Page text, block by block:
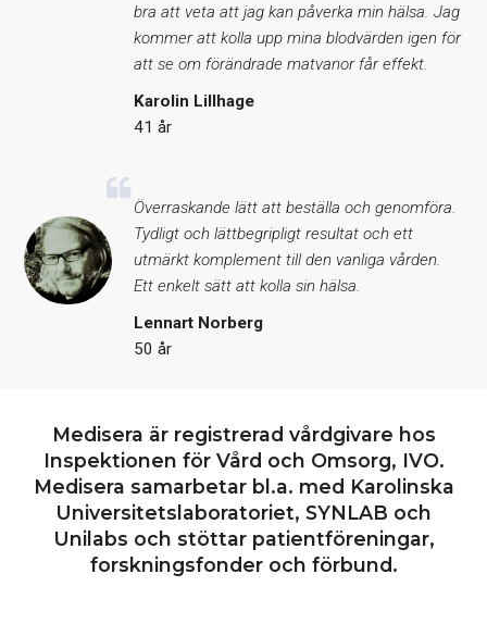
bra att veta att jag kan påverka min hälsa. Jag
kommer att kolla upp mina blodvärden igen för
att se om förändrade matvanor får effekt.
Karolin Lillhage
41 år
Överraskande lätt att beställa och genomföra.
Tydligt och lättbegripligt resultat och ett
utmärkt komplement till den vanliga vården.
Ett enkelt sätt att kolla sin hälsa.
Lennart Norberg
50 år
Medisera är registrerad vårdgivare hos
Inspektionen för Vård och Omsorg, IVO.
Medisera samarbetar bl.a. med Karolinska
Universitetslaboratoriet, SYNLAB och
Unilabs och stöttar patientföreningar,
forskningsfonder och förbund.